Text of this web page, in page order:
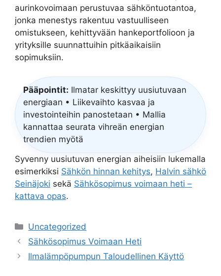
aurinkovoimaan perustuvaa sähköntuotantoa,
jonka menestys rakentuu vastuulliseen
omistukseen, kehittyvään hankeportfolioon ja
yrityksille suunnattuihin pitkäaikaisiin
sopimuksiin.
Pääpointit: Ilmatar keskittyy uusiutuvaan
energiaan • Liikevaihto kasvaa ja
investointeihin panostetaan • Mallia
kannattaa seurata vihreän energian
trendien myötä
Syvenny uusiutuvan energian aiheisiin lukemalla
esimerkiksi Sähkön hinnan kehitys, Halvin sähkö
Seinäjoki sekä Sähkösopimus voimaan heti –
kattava opas.
Categories
Uncategorized
Sähkösopimus Voimaan Heti
Ilmalämpöpumpun Taloudellinen Käyttö